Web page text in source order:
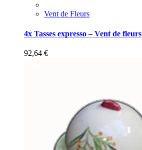
Vent de Fleurs
4x Tasses expresso – Vent de fleurs
92,64 €